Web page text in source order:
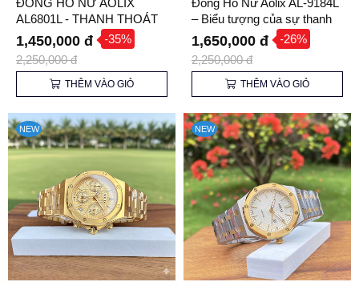
ĐỒNG HỒ NỮ AOLIX
AL6801L - THANH THOÁT
THON GỌN TRÊN CỔ TAY
1,450,000 đ -35%
2,250,000 đ
THÊM VÀO GIỎ
Đồng Hồ Nữ Aolix AL-9184L
– Biểu tượng của sự thanh
lịch và tinh tế
1,650,000 đ -26%
2,250,000 đ
THÊM VÀO GIỎ
NEW NEW